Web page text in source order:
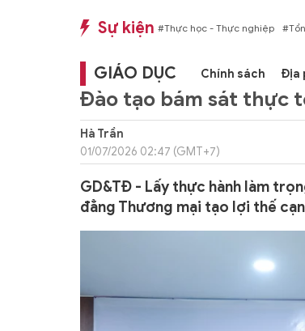
Sự kiện
#Thực học - Thực nghiệp #Tổng rà soát hệ thống văn
GIÁO DỤC Chính sách Địa
Đào tạo bám sát thực
Hà Trần
01/07/2026 02:47 (GMT+7)
GD&TĐ - Lấy thực hành làm
đẳng Thương mại tạo lợi thế